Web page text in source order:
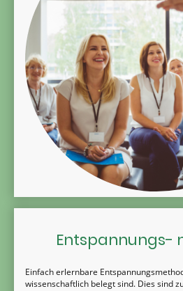
Entspannungs-
Einfach erlernbare
wissenschaftlich belegt sind. Dies sind